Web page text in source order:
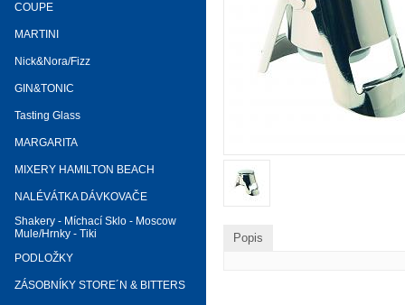
COUPE
MARTINI
Nick&Nora/Fizz
GIN&TONIC
Tasting Glass
MARGARITA
MIXERY HAMILTON BEACH
NALÉVÁTKA DÁVKOVAČE
Shakery - Míchací Sklo - Moscow
Mule/Hrnky - Tiki
PODLOŽKY
ZÁSOBNÍKY STORE´N & BITTERS
Popis